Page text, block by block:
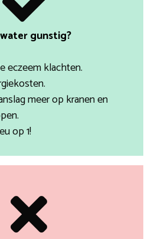
gunstig?
eczeem klachten.
meer op kranen en
op 1!